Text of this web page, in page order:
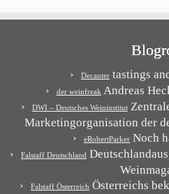
Decanter tastings
der weinfreakAndreas
DWI – Deutsches Weininstitut
Marketingorganisation der
eRobertParker Noch
Falstaff Deutschland
Falstaff Österreich Österreichs